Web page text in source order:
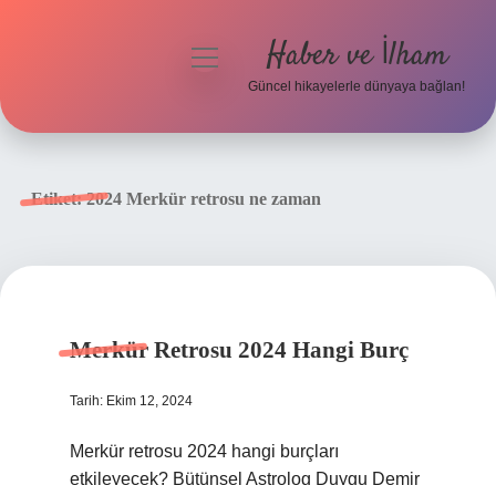
menüyü
Haber ve İlham
Güncel hikayelerle dünyaya bağlan!
Etiket:2024 Merkür retrosu ne zaman
Merkür Retrosu 2024 Hangi Burç
Tarih: Ekim 12, 2024
Merkür retrosu 2024 hangi burçları
etkileyecek? Bütünsel Astrolog Duygu Demir